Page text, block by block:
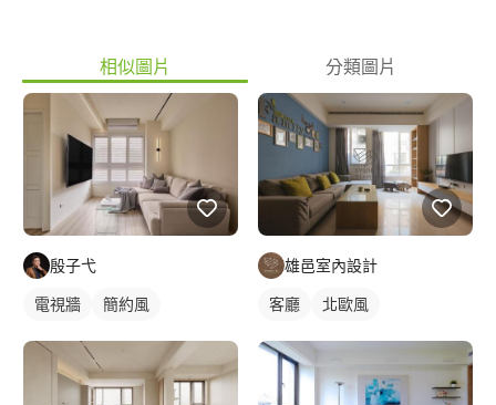
相似圖片 分類圖片
殷子弋
電視牆 簡約風
雄邑室內設計
客廳 北歐風